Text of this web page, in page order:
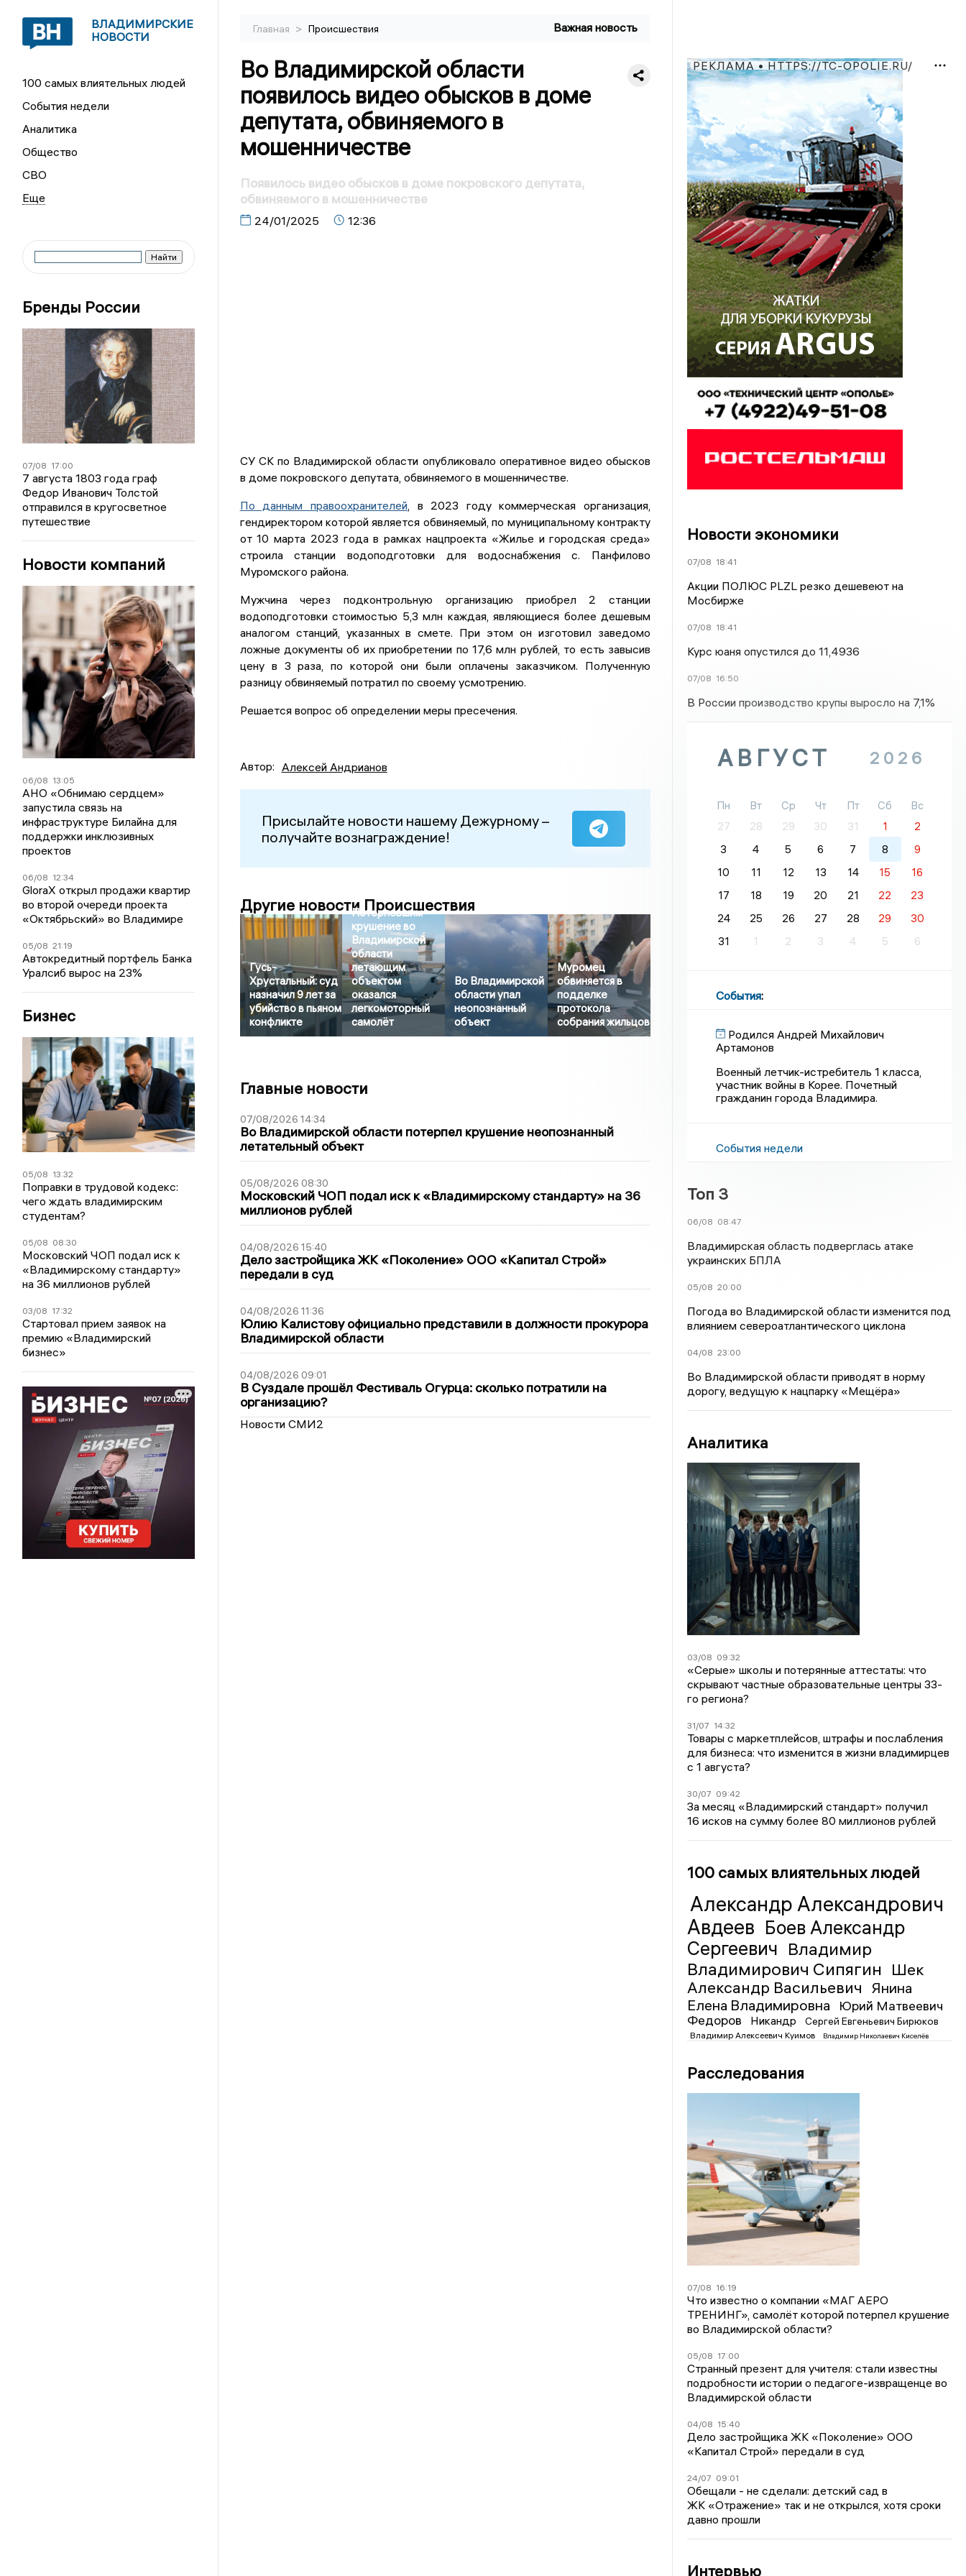
ВЛАДИМИРСКИЕ
НОВОСТИ
100 самых влиятельных людей
События недели
Аналитика
Общество
СВО
Бренды России
07/08 17:00
7 августа 1803 года граф
Федор Иванович Толстой
отправился в кругосветное
путешествие
Новости компаний
06/08 13:05
АНО «Обнимаю сердцем»
запустила связь на
инфраструктуре Билайна для
поддержки инклюзивных
проектов
06/08 12:34
GloraX открыл продажи квартир
во второй очереди проекта
«Октябрьский» во Владимире
05/08 21:19
Автокредитный портфель Банка
Уралсиб вырос на 23%
Бизнес
05/08 13:32
Поправки в трудовой кодекс:
чего ждать владимирским
студентам?
05/08 08:30
Московский ЧОП подал иск к
«Владимирскому стандарту»
на 36 миллионов рублей
03/08 17:32
Стартовал прием заявок на
премию «Владимирский
бизнес»
Главная > Происшествия Важная новость
Во Владимирской области
появилось видео обысков в доме
депутата, обвиняемого в
мошенничестве
Появилось видео обысков в доме покровского депутата,
обвиняемого в мошенничестве
24/01/2025 12:36
СУ СК по Владимирской области опубликовало оперативное видео обысков
в доме покровского депутата, обвиняемого в мошенничестве.
По данным правоохранителей, в 2023 году коммерческая организация,
гендиректором которой является обвиняемый, по муниципальному контракту
от 10 марта 2023 года в рамках нацпроекта «Жилье и городская среда»
строила станции водоподготовки для водоснабжения с. Панфилово
Муромского района.
Мужчина через подконтрольную организацию приобрел 2 станции
водоподготовки стоимостью 5,3 млн каждая, являющиеся более дешевым
аналогом станций, указанных в смете. При этом он изготовил заведомо
ложные документы об их приобретении по 17,6 млн рублей, то есть завысив
цену в 3 раза, по которой они были оплачены заказчиком. Полученную
разницу обвиняемый потратил по своему усмотрению.
Решается вопрос об определении меры пресечения.
Автор: Алексей Андрианов
Присылайте новости нашему Дежурному –
получайте вознаграждение!
Другие новости Происшествия
Гусь-
Хрустальный: суд
назначил 9 лет за
убийство в пьяном
конфликте
Потерпевшим
крушение во
Владимирской
области
летающим
объектом
оказался
легкомоторный
самолёт
Во Владимирской
области упал
неопознанный
объект
Муромец
обвиняется в
подделке
протокола
собрания жильцов
Главные новости
07/08/2026 14:34
Во Владимирской области потерпел крушение неопознанный
летательный объект
05/08/2026 08:30
Московский ЧОП подал иск к «Владимирскому стандарту» на 36
миллионов рублей
04/08/2026 15:40
Дело застройщика ЖК «Поколение» ООО «Капитал Строй»
передали в суд
04/08/2026 11:36
Юлию Калистову официально представили в должности прокурора
Владимирской области
04/08/2026 09:01
В Суздале прошёл Фестиваль Огурца: сколько потратили на
организацию?
Новости СМИ2
РЕКЛАМА • HTTPS://TC-OPOLIE.RU/
Новости экономики
07/08 18:41
Акции ПОЛЮС PLZL резко дешевеют на
Мосбирже
07/08 18:41
Курс юаня опустился до 11,4936
07/08 16:50
В России производство крупы выросло на 7,1%
АВГУСТ 2026
Пн Вт Ср Чт Пт Сб
Вс
27
28 29 30 31 1
2
3
4 5 6 7 8
9
10
11 12 13 14 15
16
17
18 19 20 21 22
23
24
25 26 27 28 29
30
31
1 2 3 4 5 6
События:
Родился Андрей Михайлович
Артамонов
Военный летчик-истребитель 1 класса,
участник войны в Корее. Почетный
гражданин города Владимира.
События недели
Топ 3
06/08 08:47
Владимирская область подверглась атаке
украинских БПЛА
05/08 20:00
Погода во Владимирской области изменится под
влиянием североатлантического циклона
04/08 23:00
Во Владимирской области приводят в норму
дорогу, ведущую к нацпарку «Мещёра»
Аналитика
03/08 09:32
«Серые» школы и потерянные аттестаты: что
скрывают частные образовательные центры 33-
го региона?
31/07 14:32
Товары с маркетплейсов, штрафы и послабления
для бизнеса: что изменится в жизни владимирцев
с 1 августа?
30/07 09:42
За месяц «Владимирский стандарт» получил
16 исков на сумму более 80 миллионов рублей
100 самых влиятельных людей
Александр Александрович
Авдеев Боев Александр
Сергеевич Владимир
Владимирович Сипягин Шек
Александр Васильевич
Янина
Елена Владимировна
Юрий Матвеевич
Федоров
Никандр Сергей Евгеньевич Бирюков
Владимир Алексеевич Куимов Владимир Николаевич Киселёв
Расследования
07/08 16:19
Что известно о компании «МАГ АЕРО
ТРЕНИНГ», самолёт которой потерпел крушение
во Владимирской области?
05/08 17:00
Странный презент для учителя: стали известны
подробности истории о педагоге-извращенце во
Владимирской области
04/08 15:40
Дело застройщика ЖК «Поколение» ООО
«Капитал Строй» передали в суд
24/07 09:01
Обещали - не сделали: детский сад в
ЖК «Отражение» так и не открылся, хотя сроки
давно прошли
Интервью